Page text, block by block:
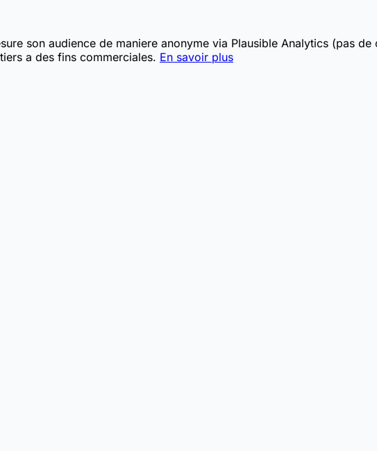
son audience de maniere anonyme via Plausible Analytics (pas
a des fins commerciales. En savoir plus